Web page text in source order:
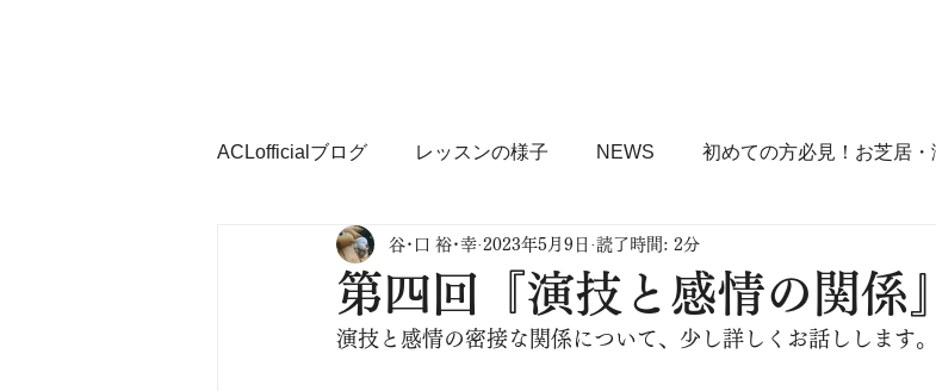
ACLofficialブログ レッスンの様子 NEWS 初めての方必見！お芝居・
お芝居・演技で学ぶコミュ力ＵＰ術！！
第四回『演技と感情の関係』
谷･口 裕･幸 2023年5月9日 読了時間: 2分
演技と感情の密接な関係について、少し詳しくお話しします。